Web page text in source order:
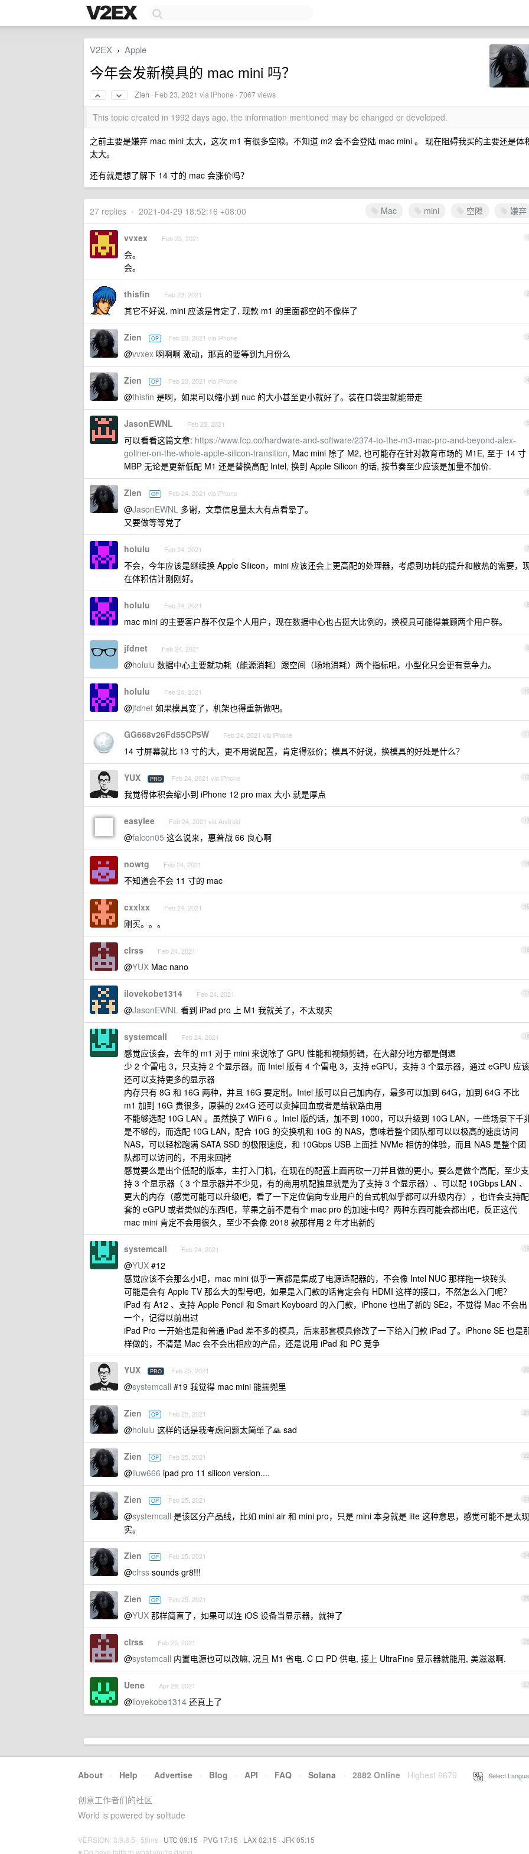
V2EX › Apple
今年会发新模具的 mac mini 吗？
Zien · Feb 23, 2021 via iPhone · 7067 views
This topic created in 1992 days ago, the information mentioned may be changed or developed.
之前主要是嫌弃 mac mini 太大，这次 m1 有很多空隙。不知道 m2 会不会登陆 mac mini 。 现在阻碍我买的主要还是体
太大。
还有就是想了解下 14 寸的 mac 会涨价吗？
Mac mini 空隙 嫌弃
27 replies • 2021-04-29 18:52:16 +08:00
1
vvxex Feb 23, 2021
会。
会。
2
thisfin Feb 23, 2021
其它不好说, mini 应该是肯定了, 现款 m1 的里面都空的不像样了
3
Zien OP Feb 23, 2021 via iPhone
@vvxex 啊啊啊 激动，那真的要等到九月份么
4
Zien OP Feb 23, 2021 via iPhone
@thisfin 是啊，如果可以缩小到 nuc 的大小甚至更小就好了。装在口袋里就能带走
5
JasonEWNL Feb 23, 2021
可以看看这篇文章: https://www.fcp.co/hardware-and-software/2374-to-the-m3-mac-pro-and-beyond-alex-
gollner-on-the-whole-apple-silicon-transition, Mac mini 除了 M2, 也可能存在针对教育市场的 M1E, 至于 14 寸
MBP 无论是更新低配 M1 还是替换高配 Intel, 换到 Apple Silicon 的话, 按节奏至少应该是加量不加价.
6
Zien OP Feb 24, 2021 via iPhone
@JasonEWNL 多谢，文章信息量太大有点看晕了。
又要做等等党了
7
holulu Feb 24, 2021
不会，今年应该是继续换 Apple Silicon，mini 应该还会上更高配的处理器，考虑到功耗的提升和散热的需要，
在体积估计刚刚好。
8
holulu Feb 24, 2021
mac mini 的主要客户群不仅是个人用户，现在数据中心也占挺大比例的，换模具可能得兼顾两个用户群。
9
jfdnet Feb 24, 2021
@holulu 数据中心主要就功耗（能源消耗）跟空间（场地消耗）两个指标吧，小型化只会更有竞争力。
10
holulu Feb 24, 2021
@jfdnet 如果模具变了，机架也得重新做吧。
11
GG668v26Fd55CP5W Feb 24, 2021 via iPhone
14 寸屏幕就比 13 寸的大，更不用说配置，肯定得涨价；模具不好说，换模具的好处是什么？
12
YUX PRO Feb 24, 2021 via iPhone
我觉得体积会缩小到 iPhone 12 pro max 大小 就是厚点
13
easylee Feb 24, 2021 via Android
@falcon05 这么说来，惠普战 66 良心啊
14
nowtg Feb 24, 2021
不知道会不会 11 寸的 mac
15
cxxlxx Feb 24, 2021
刚买。。。
16
clrss Feb 24, 2021
@YUX Mac nano
17
ilovekobe1314 Feb 24, 2021
@JasonEWNL 看到 iPad pro 上 M1 我就关了，不太现实
18
systemcall Feb 24, 2021
感觉应该会，去年的 m1 对于 mini 来说除了 GPU 性能和视频剪辑，在大部分地方都是倒退
少 2 个雷电 3，只支持 2 个显示器。而 Intel 版有 4 个雷电 3，支持 eGPU，支持 3 个显示器，通过 eGPU 应该
还可以支持更多的显示器
内存只有 8G 和 16G 两种，并且 16G 要定制。Intel 版可以自己加内存，最多可以加到 64G，加到 64G 不比
m1 加到 16G 贵很多，原装的 2x4G 还可以卖掉回血或者是给软路由用
不能够选配 10G LAN 。虽然换了 WiFi 6 。Intel 版的话，加不到 1000，可以升级到 10G LAN，一些场景下千
是不够的，而选配 10G LAN，配合 10G 的交换机和 10G 的 NAS，意味着整个团队都可以以极高的速度访问
NAS，可以轻松跑满 SATA SSD 的极限速度，和 10Gbps USB 上面挂 NVMe 相仿的体验，而且 NAS 是整个团
队都可以访问的，不用来回拷
感觉要么是出个低配的版本，主打入门机，在现在的配置上面再砍一刀并且做的更小。要么是做个高配，至少支
持 3 个显示器（ 3 个显示器并不少见，有的商用机配独显就是为了支持 3 个显示器）、可以配 10Gbps LAN 、
更大的内存（感觉可能可以升级吧，看了一下定位偏向专业用户的台式机似乎都可以升级内存），也许会支持配
套的 eGPU 或者类似的东西吧，苹果之前不是有个 mac pro 的加速卡吗？两种东西可能会都出吧，反正这代
mac mini 肯定不会用很久，至少不会像 2018 款那样用 2 年才出新的
19
systemcall Feb 24, 2021
@YUX #12
感觉应该不会那么小吧，mac mini 似乎一直都是集成了电源适配器的，不会像 Intel NUC 那样拖一块砖头
可能是会有 Apple TV 那么大的型号吧，如果是入门款的话肯定会有 HDMI 这样的接口，不然怎么入门呢？
iPad 有 A12 、支持 Apple Pencil 和 Smart Keyboard 的入门款，iPhone 也出了新的 SE2，不觉得 Mac 不会出
一个，记得以前出过
iPad Pro 一开始也是和普通 iPad 差不多的模具，后来那套模具修改了一下给入门款 iPad 了。iPhone SE 也是
样做的，不清楚 Mac 会不会出相应的产品，还是说用 iPad 和 PC 竞争
20
YUX PRO Feb 25, 2021
@systemcall #19 我觉得 mac mini 能揣兜里
21
Zien OP Feb 25, 2021
@holulu 这样的话是我考虑问题太简单了🙏 sad
22
Zien OP Feb 25, 2021
@liuw666 ipad pro 11 silicon version....
23
Zien OP Feb 25, 2021
@systemcall 是该区分产品线，比如 mini air 和 mini pro，只是 mini 本身就是 lite 这种意思，感觉可能不是太现
实。
24
Zien OP Feb 25, 2021
@clrss sounds gr8!!!
25
Zien OP Feb 25, 2021
@YUX 那样简直了，如果可以连 iOS 设备当显示器，就神了
26
clrss Feb 25, 2021
@systemcall 内置电源也可以改嘛, 况且 M1 省电. C 口 PD 供电, 接上 UltraFine 显示器就能用, 美滋滋啊.
27
Uene Apr 29, 2021
@ilovekobe1314 还真上了
About · Help · Advertise · Blog · API · FAQ · Solana · 2882 Online Highest 6679 Select
创意工作者们的社区
World is powered by solitude
VERSION: 3.9.8.5 · 58ms · UTC 09:15 · PVG 17:15 · LAX 02:15 · JFK 05:15
♥ Do have faith in what you're doing.